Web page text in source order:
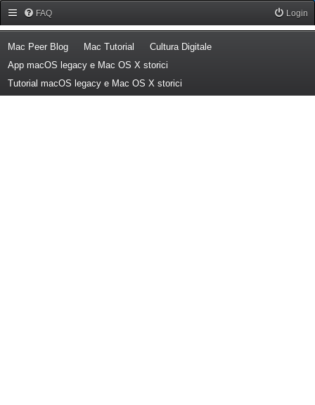
FAQ Login
Mac Peer Blog(Opens a new tab)
Mac Tutorial (Opens a new tab)
Cultura Digitale(Opens a new tab)
App macOS legacy e Mac OS X storici
Tutorial macOS legacy e Mac OS X storici